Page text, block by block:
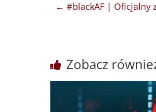
← #blackAF | Oficjalny
Zobacz